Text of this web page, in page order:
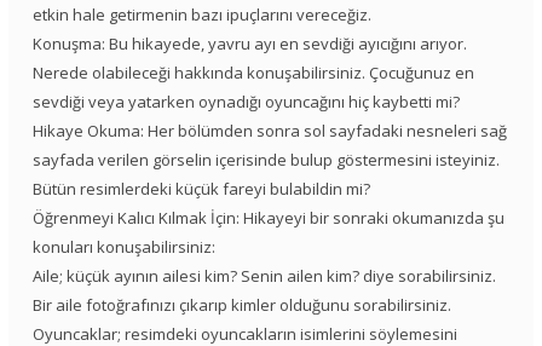
etkin hale getirmenin bazı ipuçlarını vereceğiz.
Konuşma: Bu hikayede, yavru ayı en sevdiği ayıcığını arıyor.
Nerede olabileceği hakkında konuşabilirsiniz. Çocuğunuz en
sevdiği veya yatarken oynadığı oyuncağını hiç kaybetti mi?
Hikaye Okuma: Her bölümden sonra sol sayfadaki nesneleri sağ
sayfada verilen görselin içerisinde bulup göstermesini isteyiniz.
Bütün resimlerdeki küçük fareyi bulabildin mi?
Öğrenmeyi Kalıcı Kılmak İçin: Hikayeyi bir sonraki okumanızda şu
konuları konuşabilirsiniz:
Aile; küçük ayının ailesi kim? Senin ailen kim? diye sorabilirsiniz.
Bir aile fotoğrafınızı çıkarıp kimler olduğunu sorabilirsiniz.
Oyuncaklar; resimdeki oyuncakların isimlerini söylemesini